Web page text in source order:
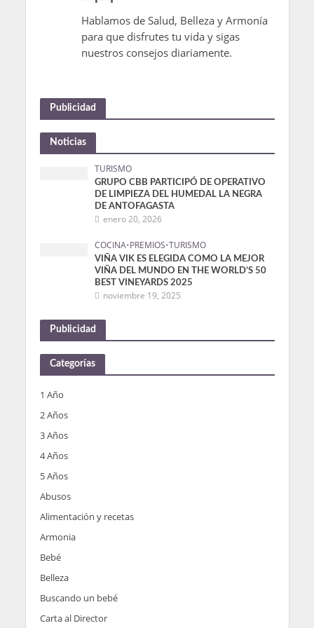
Hablamos de Salud, Belleza y Armonía
para que disfrutes tu vida y sigas
nuestros consejos diariamente.
Publicidad
Noticias
TURISMO
GRUPO CBB PARTICIPÓ DE OPERATIVO
DE LIMPIEZA DEL HUMEDAL LA NEGRA
DE ANTOFAGASTA
enero 20, 2026
COCINA•PREMIOS•TURISMO
VIÑA VIK ES ELEGIDA COMO LA MEJOR
VIÑA DEL MUNDO EN THE WORLD’S 50
BEST VINEYARDS 2025
noviembre 19, 2025
Publicidad
Categorías
1 Año
2 Años
3 Años
4 Años
5 Años
Abusos
Alimentación y recetas
Armonia
Bebé
Belleza
Buscando un bebé
Carta al Director